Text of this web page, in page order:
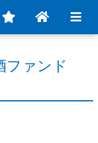
ファンド